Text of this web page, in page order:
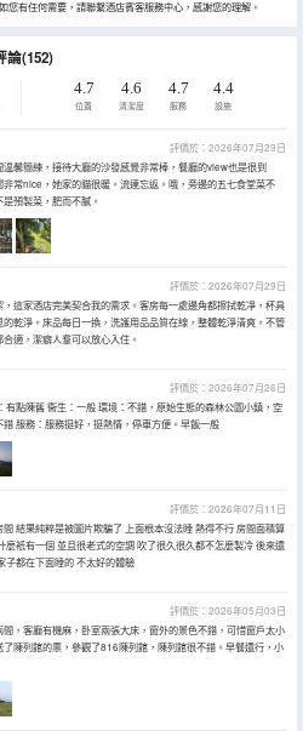
您有任何需要，請聯繫酒店賓客服務中心，感謝您的理解。
論(152)
4.7
位置
4.6
清潔度
4.7
服務
4.4
設施
評價於：2026年07月29日
馨簡練，接待大廳的沙發感覺非常棒，餐廳的view也是很到
非常nice，她家的貓很暖。流連忘返。哦，旁邊的五七食堂菜不
預製菜，肥而不膩。
評價於：2026年07月29日
這家酒店完美契合我的需求。客房每一處邊角都擦拭乾凈，杯具
乾淨。床品每日一換，洗護用品品質在線，整體乾淨清爽。不管
適，潔癖人羣可以放心入住。
評價於：2026年07月26日
有點陳舊 衞生：一般 環境：不錯，原始生態的森林公園小鎮，空
服務：服務挺好，挺熱情，停車方便。早飯一般
評價於：2026年07月11日
結果純粹是被圖片欺騙了 上面根本沒法睡 熱得不行 房間面積算
麼衹有一個 並且很老式的空調 吹了很久很久都不怎麼製冷 後來還
子都在下面睡的 不太好的體驗
評價於：2026年05月03日
間，客廳有機麻，卧室兩張大床，窗外的景色不錯，可惜窗戶太小
了陳列館的票，參觀了816陳列館，陳列館很不錯。早餐還行，小